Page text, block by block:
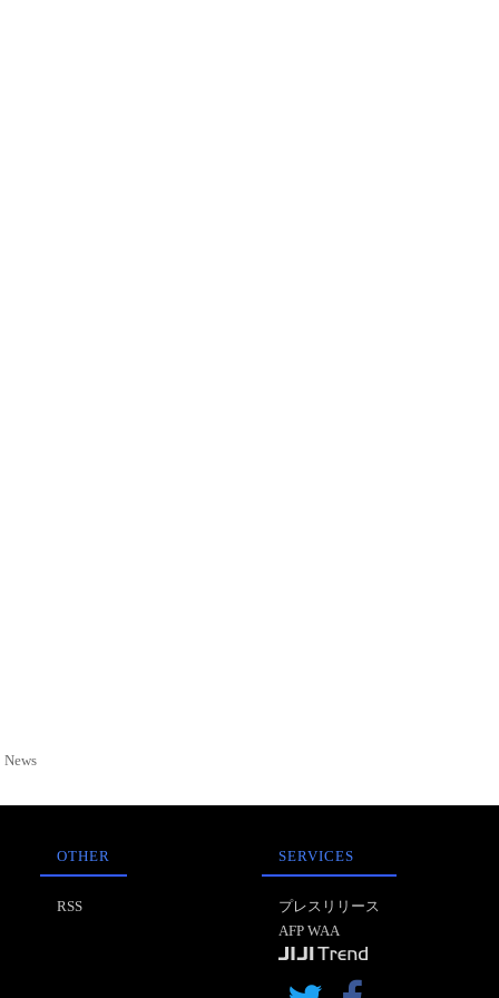
OTHER
RSS
SERVICES
プレスリリース
AFP WAA